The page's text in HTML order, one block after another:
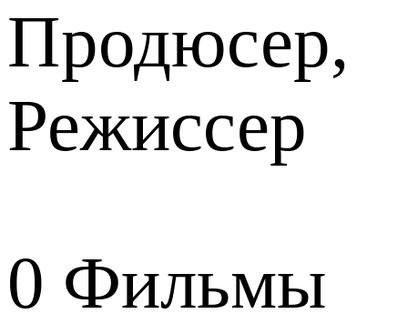
Продюсер,
Режиссер
0 Фильмы